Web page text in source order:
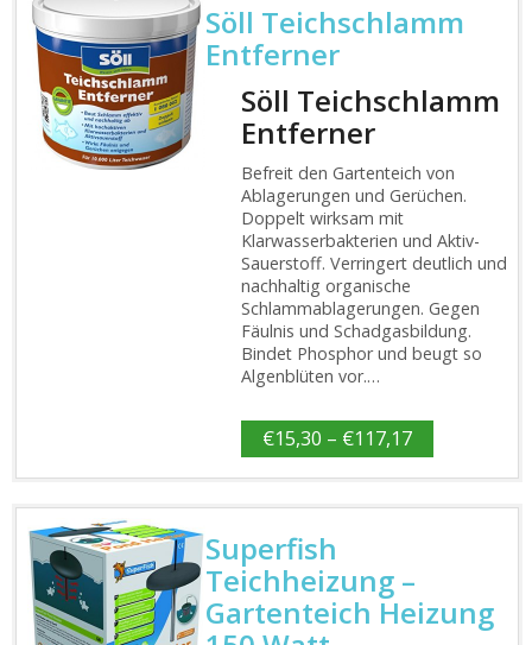
Söll Teichschlamm
Entferner
Söll Teichschlamm
Entferner
Befreit den Gartenteich von
Ablagerungen und Gerüchen.
Doppelt wirksam mit
Klarwasserbakterien und Aktiv-
Sauerstoff. Verringert deutlich und
nachhaltig organische
Schlammablagerungen. Gegen
Fäulnis und Schadgasbildung.
Bindet Phosphor und beugt so
Algenblüten vor.…
€15,30 – €117,17
Superfish
Teichheizung –
Gartenteich Heizung